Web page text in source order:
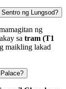
ng Lungsod?
ng
sa tram (T1
maikling lakad